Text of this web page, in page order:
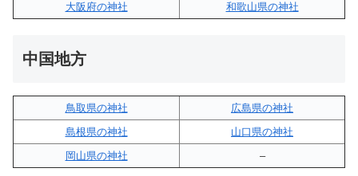
大阪府の神社
和歌山県の神社
中国地方
鳥取県の神社
広島県の神社
島根県の神社
山口県の神社
岡山県の神社
–